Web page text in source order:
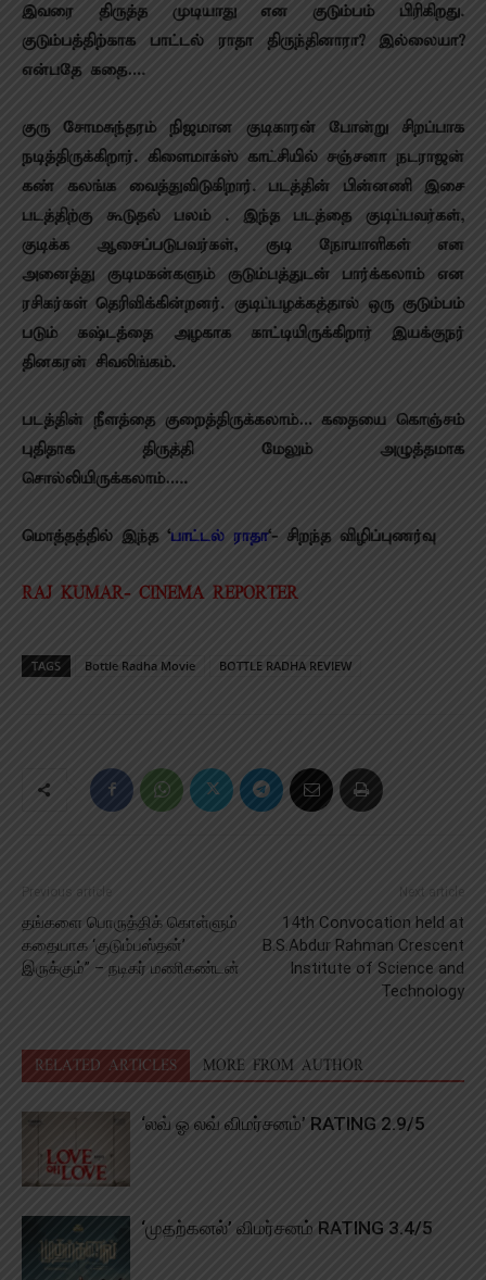
இவரை திருத்த முடியாது என குடும்பம் பிரிகிறது.
குடும்பத்திற்காக பாட்டல் ராதா திருந்தினாரா? இல்லையா?
என்பதே கதை….
குரு சோமசுந்தரம் நிஜமான குடிகாரன் போன்று சிறப்பாக
நடித்திருக்கிறார். கிளைமாக்ஸ் காட்சியில் சஞ்சனா நடராஜன்
கண் கலங்க வைத்துவிடுகிறார். படத்தின் பின்னணி இசை
படத்திற்கு கூடுதல் பலம் . இந்த படத்தை குடிப்பவர்கள்,
குடிக்க ஆசைப்படுபவர்கள், குடி நோயாளிகள் என
அனைத்து குடிமகன்களும் குடும்பத்துடன் பார்க்கலாம் என
ரசிகர்கள் தெரிவிக்கின்றனர். குடிப்பழக்கத்தால் ஒரு குடும்பம்
படும் கஷ்டத்தை அழகாக காட்டியிருக்கிறார் இயக்குநர்
தினகரன் சிவலிங்கம்.
படத்தின் நீளத்தை குறைத்திருக்கலாம்… கதையை கொஞ்சம்
புதிதாக திருத்தி மேலும் அழுத்தமாக
சொல்லியிருக்கலாம்…..
மொத்தத்தில் இந்த ‘பாட்டல் ராதா‘- சிறந்த விழிப்புணர்வு
RAJ KUMAR- CINEMA REPORTER
TAGS Bottle Radha Movie BOTTLE RADHA REVIEW
Previous article
தங்களை பொருத்திக் கொள்ளும்
கதையாக ‘குடும்பஸ்தன்’
இருக்கும்” – நடிகர் மணிகண்டன்
Next article
14th Convocation held at
B.S.Abdur Rahman Crescent
Institute of Science and
Technology
RELATED ARTICLES MORE FROM AUTHOR
‘லவ் ஓ லவ் விமர்சனம்’ RATING 2.9/5
‘முதற்கனல்’ விமர்சனம் RATING 3.4/5